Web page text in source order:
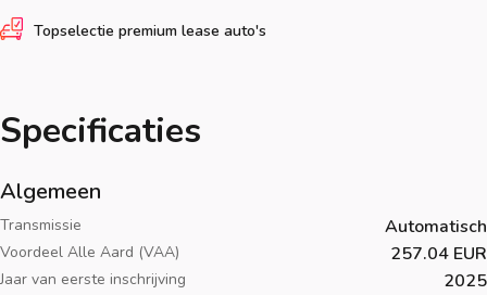
Topselectie premium lease auto's
Specificaties
Algemeen
Transmissie Automatisch
Voordeel Alle Aard (VAA) 257.04 EUR
Jaar van eerste inschrijving 2025